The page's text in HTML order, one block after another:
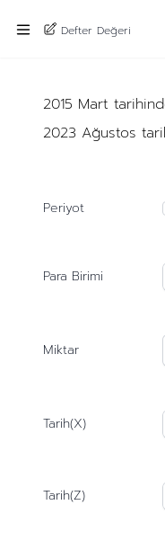
Defter Değeri
2015 Mart
2023 Ağustos
Periyot
Para Birimi
Miktar
Tarih(X)
Tarih(Z)